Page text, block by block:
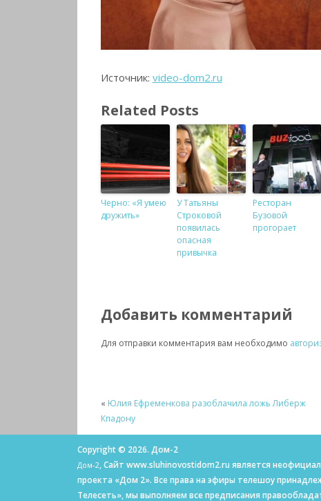
Источник: video-dom2.ru
Related Posts
Черно: «Я умею
дружить»
У Татьяны
Строковой
появилась
опасная
привычка
Ресторан
Бузовой
прогорает
Добавить комментарий
Для отправки комментария вам необходимо
« Юлия Ефременкова разоблачила ложь Либерж
Кпадону
Copyright © 2026. Дом-2
Дом-2, Сайт www.sluhinovostidom2.ru является
проекта «Дом 2». Все права на эфиры телешоу
Телесеть», мы выполняем все предписания